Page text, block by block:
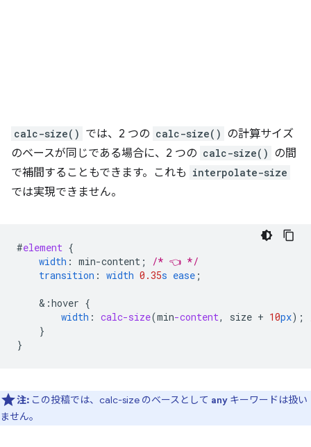
calc-size() では、2 つの calc-size() の計算サイズ
のベースが同じである場合に、2 つの calc-size() の間
で補間することもできます。これも interpolate-size
では実現できません。
#element {
width : min-content ;
/* 👈 */
transition : width 0.35s ease ;
& :hover {
width : calc-size(min-content, size + 10px);
}
}
注: この投稿では、calc-size のベースとして any キーワードは扱い
ません。